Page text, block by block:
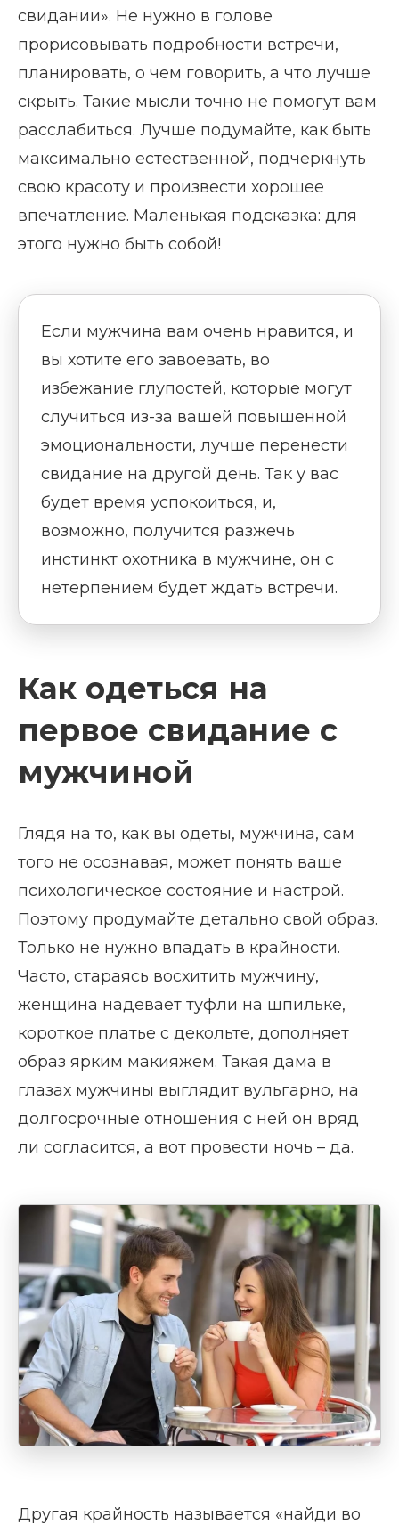
свидании». Не нужно в голове
прорисовывать подробности встречи,
планировать, о чем говорить, а что лучше
скрыть. Такие мысли точно не помогут вам
расслабиться. Лучше подумайте, как быть
максимально естественной, подчеркнуть
свою красоту и произвести хорошее
впечатление. Маленькая подсказка: для
этого нужно быть собой!
Если мужчина вам очень нравится, и
вы хотите его завоевать, во
избежание глупостей, которые могут
случиться из-за вашей повышенной
эмоциональности, лучше перенести
свидание на другой день. Так у вас
будет время успокоиться, и,
возможно, получится разжечь
инстинкт охотника в мужчине, он с
нетерпением будет ждать встречи.
Как одеться на
первое свидание с
мужчиной
Глядя на то, как вы одеты, мужчина, сам
того не осознавая, может понять ваше
психологическое состояние и настрой.
Поэтому продумайте детально свой образ.
Только не нужно впадать в крайности.
Часто, стараясь восхитить мужчину,
женщина надевает туфли на шпильке,
короткое платье с декольте, дополняет
образ ярким макияжем. Такая дама в
глазах мужчины выглядит вульгарно, на
долгосрочные отношения с ней он вряд
ли согласится, а вот провести ночь – да.
Другая крайность называется «найди во